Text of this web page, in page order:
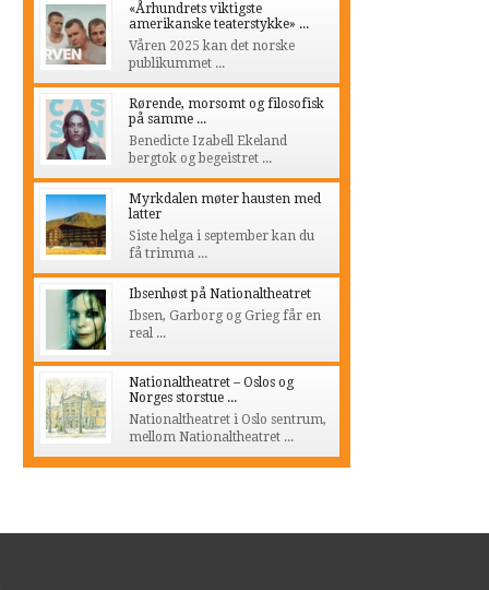
«Århundrets viktigste
amerikanske teaterstykke» ...
Våren 2025 kan det norske
publikummet ...
Rørende, morsomt og filosofisk
på samme ...
Benedicte Izabell Ekeland
bergtok og begeistret ...
Myrkdalen møter hausten med
latter
Siste helga i september kan du
få trimma ...
Ibsenhøst på Nationaltheatret
Ibsen, Garborg og Grieg får en
real ...
Nationaltheatret – Oslos og
Norges storstue ...
Nationaltheatret i Oslo sentrum,
mellom Nationaltheatret ...